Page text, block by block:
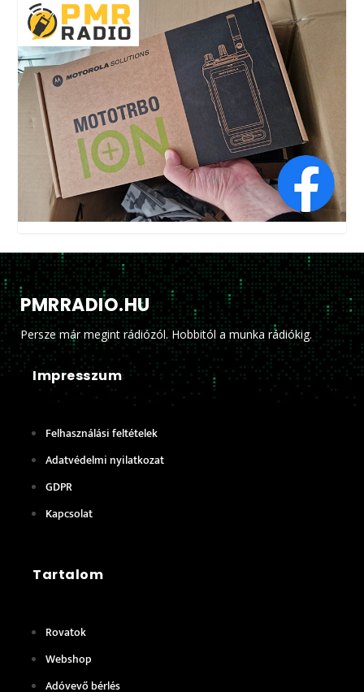
PMRRADIO.HU
Persze már megint rádiózól. Hobbitól a munka rádiókig.
Impresszum
Felhasználási feltételek
Adatvédelmi nyilatkozat
GDPR
Kapcsolat
Tartalom
Rovatok
Webshop
Adóvevő bérlés